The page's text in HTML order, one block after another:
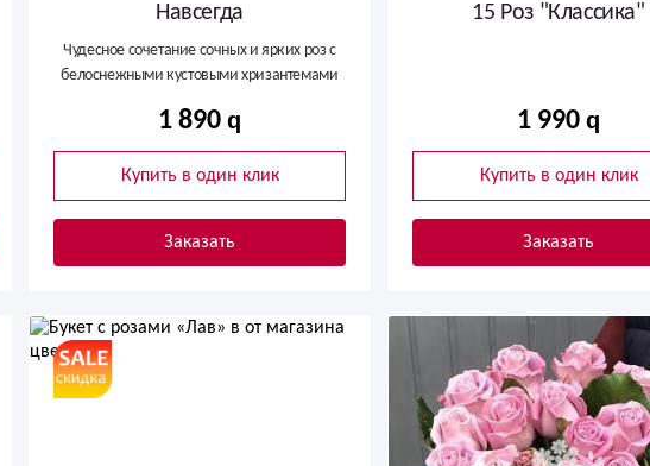
Навсегда
Чудесное сочетание сочных и ярких роз с
белоснежными кустовыми хризантемами
1 890
Купить в один клик
Заказать
15 Роз "Классика"
1 990
Купить в один клик
Заказать